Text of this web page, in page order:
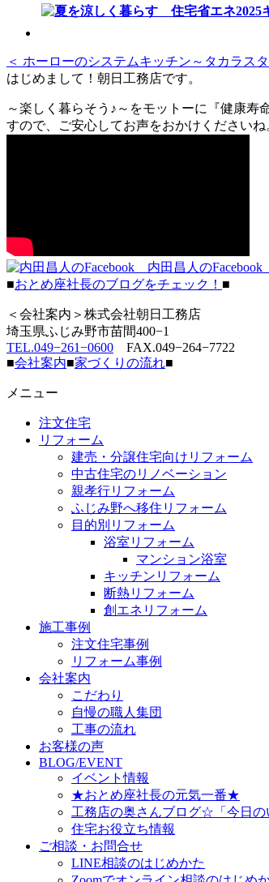
＜ ホーローのシステムキッチン～タカラス
はじめまして！朝日工務店です。
～楽しく暮らそう♪～をモットーに『健康寿
すので、ご安心してお声をおかけくださいね
内田昌人のFacebook
■おとめ座社長のブログをチェック！ ■
＜会社案内＞株式会社朝日工務店
埼玉県ふじみ野市苗間400−1
TEL.049−261−0600 FAX.049−264−7722
■会社案内■家づくりの流れ■
メニュー
注文住宅
リフォーム
建売・分譲住宅向けリフォーム
中古住宅のリノベーション
親孝行リフォーム
ふじみ野へ移住リフォーム
目的別リフォーム
浴室リフォーム
マンション浴室
キッチンリフォーム
断熱リフォーム
創エネリフォーム
施工事例
注文住宅事例
リフォーム事例
会社案内
こだわり
自慢の職人集団
工事の流れ
お客様の声
BLOG/EVENT
イベント情報
★おとめ座社長の元気一番★
工務店の奥さんブログ☆「今日の
住宅お役立ち情報
ご相談・お問合せ
LINE相談のはじめかた